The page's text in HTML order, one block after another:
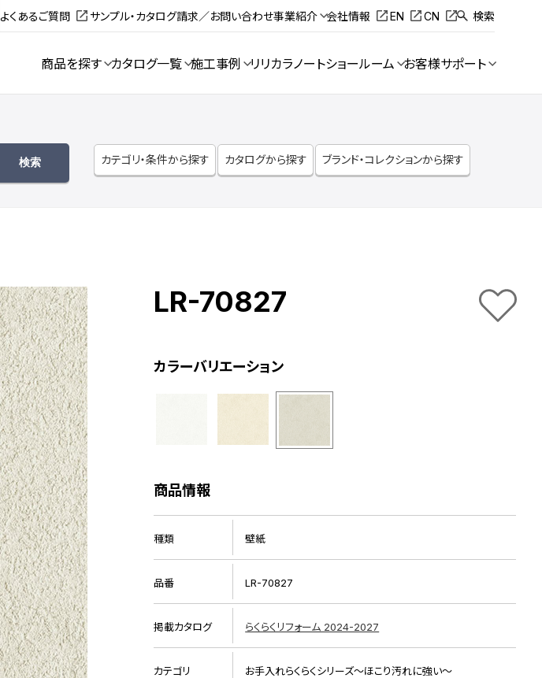
よくあるご質問 サンプル・カタログ請求／お問い合わせ事業紹介 会社情報 EN CN 検索
商品を探す カタログ一覧 施工事例 リリカラノートショールーム お客様サポート
カテゴリ・条件から探す カタログから探す ブランド・コレクションから探す
LR-70827
カラーバリエーション
商品情報
種類 壁紙
品番 LR-70827
掲載カタログ らくらくリフォーム 2024-2027
カテゴリ お手入れらくらくシリーズ～ほこり汚れに強い～